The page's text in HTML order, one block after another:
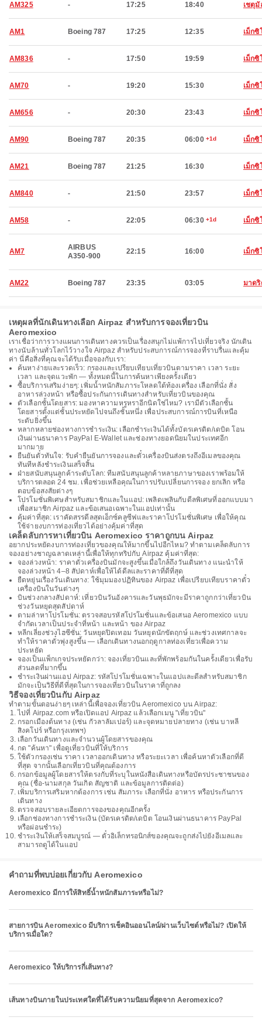
AM325 - 17:25 18:40 เชตุมั
AM1 Boeing 787 17:25 12:35 เม็กซิ
AM836 - 17:50 19:59 เม็กซิ
AM70 - 19:20 15:30 เม็กซิ
AM656 - 20:30 23:43 เม็กซิ
AM90 Boeing 787 20:35 06:00 +1d เม็กซิ
AM21 Boeing 787 21:25 16:30 เม็กซิ
AM840 - 21:50 23:57 เม็กซิ
AM58 - 22:05 06:30 +1d เม็กซิ
AM7
AIRBUS
A350-900
22:15 16:00 เม็กซิ
AM22 Boeing 787 23:35 03:05 มาด
เหตุผลที่นักเดินทางเลือก Airpaz สำหรับการจองเที่ยวบิน
Aeromexico
เราเชื่อว่าการวางแผนการเดินทางควรเป็นเรื่องสนุกไม่แพ้การไปเที่ยวจริง นักเดิน
ทางนับล้านทั่วโลกไว้วางใจ Airpaz สำหรับประสบการณ์การจองที่ราบรื่นและคุ้ม
ค่า นี่คือสิ่งที่คุณจะได้รับเมื่อจองกับเรา:
ค้นหาง่ายและรวดเร็ว: กรองและเปรียบเทียบเที่ยวบินตามราคา เวลา ระยะ
เวลา และจุดแวะพัก — ทั้งหมดนี้ในการค้นหาเพียงครั้งเดียว
ซื้อบริการเสริมง่ายๆ: เพิ่มน้ำหนักสัมภาระโหลดใต้ท้องเครื่อง เลือกที่นั่ง สั่ง
อาหารล่วงหน้า หรือซื้อประกันการเดินทางสำหรับเที่ยวบินของคุณ
ตัวเลือกชั้นโดยสาร: มองหาความหรูหราอีกนิดใช่ไหม? เรามีตัวเลือกชั้น
โดยสารตั้งแต่ชั้นประหยัดไปจนถึงชั้นหนึ่ง เพื่อประสบการณ์การบินที่เหนือ
ระดับยิ่งขึ้น
หลากหลายช่องทางการชำระเงิน: เลือกชำระเงินได้ทั้งบัตรเครดิต/เดบิต โอน
เงินผ่านธนาคาร PayPal E-Wallet และช่องทางยอดนิยมในประเทศอีก
มากมาย
ยืนยันตั๋วทันใจ: รับคำยืนยันการจองและตั๋วเครื่องบินส่งตรงถึงอีเมลของคุณ
ทันทีหลังชำระเงินเสร็จสิ้น
ฝ่ายสนับสนุนลูกค้าระดับโลก: ทีมสนับสนุนลูกค้าหลายภาษาของเราพร้อมให้
บริการตลอด 24 ชม. เพื่อช่วยเหลือคุณในการปรับเปลี่ยนการจอง ยกเลิก หรือ
ตอบข้อสงสัยต่างๆ
โปรโมชั่นพิเศษสำหรับสมาชิกและในแอป: เพลิดเพลินกับดีลพิเศษที่ออกแบบมา
เพื่อสมาชิก Airpaz และข้อเสนอเฉพาะในแอปเท่านั้น
คุ้มค่าที่สุด: เราคัดสรรดีลสุดเอ็กซ์คลูซีฟและราคาโปรโมชั่นพิเศษ เพื่อให้คุณ
ใช้จ่ายงบการท่องเที่ยวได้อย่างคุ้มค่าที่สุด
เคล็ดลับการหาเที่ยวบิน Aeromexico ราคาถูกบน Airpaz
อยากประหยัดงบการท่องเที่ยวของคุณให้มากขึ้นไปอีกไหม? ทำตามเคล็ดลับการ
จองอย่างชาญฉลาดเหล่านี้เพื่อให้ทุกทริปกับ Airpaz คุ้มค่าที่สุด:
จองล่วงหน้า: ราคาตั๋วเครื่องบินมักจะสูงขึ้นเมื่อใกล้ถึงวันเดินทาง แนะนำให้
จองล่วงหน้า 4–8 สัปดาห์เพื่อให้ได้ดีลและราคาที่ดีที่สุด
ยืดหยุ่นเรื่องวันเดินทาง: ใช้มุมมองปฏิทินของ Airpaz เพื่อเปรียบเทียบราคาตั๋ว
เครื่องบินในวันต่างๆ
บินช่วงกลางสัปดาห์: เที่ยวบินวันอังคารและวันพุธมักจะมีราคาถูกกว่าเที่ยวบิน
ช่วงวันหยุดสุดสัปดาห์
ตามล่าหาโปรโมชั่น: ตรวจสอบรหัสโปรโมชั่นและข้อเสนอ Aeromexico แบบ
จำกัดเวลาเป็นประจำที่หน้า และหน้า ของ Airpaz
หลีกเลี่ยงช่วงไฮซีซั่น: วันหยุดปิดเทอม วันหยุดนักขัตฤกษ์ และช่วงเทศกาลจะ
ทำให้ราคาตั๋วพุ่งสูงขึ้น — เลือกเดินทางนอกฤดูกาลท่องเที่ยวเพื่อความ
ประหยัด
จองเป็นแพ็กเกจประหยัดกว่า: จองเที่ยวบินและที่พักพร้อมกันในครั้งเดียวเพื่อรับ
ส่วนลดที่มากขึ้น
ชำระเงินผ่านแอป Airpaz: รหัสโปรโมชั่นเฉพาะในแอปและดีลสำหรับสมาชิก
มักจะเป็นวิธีที่ดีที่สุดในการจองเที่ยวบินในราคาที่ถูกลง
วิธีจองเที่ยวบินกับ Airpaz
ทำตามขั้นตอนง่ายๆ เหล่านี้เพื่อจองเที่ยวบิน Aeromexico บน Airpaz:
ไปที่ Airpaz.com หรือเปิดแอป Airpaz แล้วเลือกเมนู "เที่ยวบิน"
กรอกเมืองต้นทาง (เช่น กัวลาลัมเปอร์) และจุดหมายปลายทาง (เช่น บาหลี
สิงคโปร์ หรือกรุงเทพฯ)
เลือกวันเดินทางและจำนวนผู้โดยสารของคุณ
กด "ค้นหา" เพื่อดูเที่ยวบินที่ให้บริการ
ใช้ตัวกรองเช่น ราคา เวลาออกเดินทาง หรือระยะเวลา เพื่อค้นหาตัวเลือกที่ดี
ที่สุด จากนั้นเลือกเที่ยวบินที่คุณต้องการ
กรอกข้อมูลผู้โดยสารให้ตรงกับที่ระบุในหนังสือเดินทางหรือบัตรประชาชนของ
คุณ (ชื่อ-นามสกุล วันเกิด สัญชาติ และข้อมูลการติดต่อ)
เพิ่มบริการเสริมหากต้องการ เช่น สัมภาระ เลือกที่นั่ง อาหาร หรือประกันการ
เดินทาง
ตรวจสอบรายละเอียดการจองของคุณอีกครั้ง
เลือกช่องทางการชำระเงิน (บัตรเครดิต/เดบิต โอนเงินผ่านธนาคาร PayPal
หรือผ่อนชำระ)
ชำระเงินให้เสร็จสมบูรณ์ — ตั๋วอิเล็กทรอนิกส์ของคุณจะถูกส่งไปยังอีเมลและ
สามารถดูได้ในแอป
คำถามที่พบบ่อยเกี่ยวกับ Aeromexico
Aeromexico มีการให้สิทธิ์น้ำหนักสัมภาระหรือไม่?
สายการบิน Aeromexico มีบริการเช็คอินออนไลน์/ผ่านเว็บไซต์หรือไม่? เปิดให้
บริการเมื่อใด?
Aeromexico ให้บริการกี่เส้นทาง?
เส้นทางบินภายในประเทศใดที่ได้รับความนิยมที่สุดจาก Aeromexico?